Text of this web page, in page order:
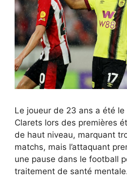
Le joueur de 23 ans a été
Clarets lors des premières
de haut niveau, marquant
matchs, mais l’attaquant
une pause dans le football
traitement de santé